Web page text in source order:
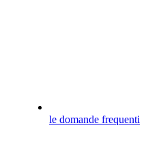
le domande frequenti